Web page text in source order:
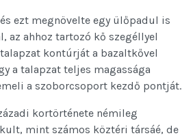
ezt megnövelte egy ülőpadul is
az ahhoz tartozó kő szegéllyel
kontúrját a bazaltkővel
a talapzat teljes magassága
a szoborcsoport kezdő pontját.
kortörténete némileg
mint számos köztéri társáé, de